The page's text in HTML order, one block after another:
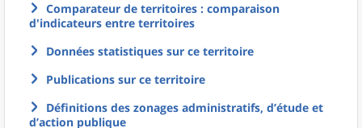
Comparateur de territoires : comparaison
d'indicateurs entre territoires
Données statistiques sur ce territoire
Publications sur ce territoire
Définitions des zonages administratifs, d’étude et
d’action publique